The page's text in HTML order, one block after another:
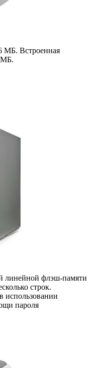
МБ. Встроенная
МБ.
линейной флэш-памяти
строк.
использовании
пароля